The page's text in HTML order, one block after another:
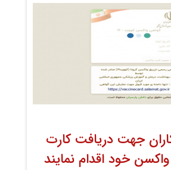
جهت دریافت کارت
واکسن خود اقدام‌ نمایند